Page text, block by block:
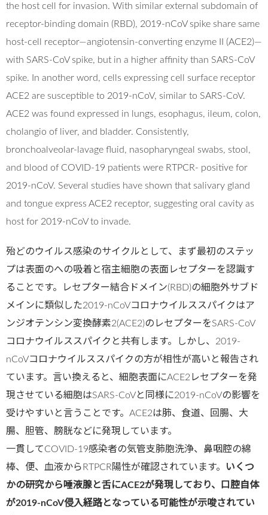
the host cell for invasion. With similar external subdomain of
receptor-binding domain (RBD), 2019-nCoV spike share same
host-cell receptor—angiotensin-converting enzyme II (ACE2)—
with SARS-CoV spike, but in a higher affinity than SARS-CoV
spike. In another word, cells expressing cell surface receptor
ACE2 are susceptible to 2019-nCoV, similar to SARS-CoV.
ACE2 was found expressed in lungs, esophagus, ileum, colon,
cholangio of liver, and bladder. Consistently,
bronchoalveolar-lavage fluid, nasopharyngeal swabs, stool,
and blood of COVID-19 patients were RTPCR- positive for
2019-nCoV. Several studies have shown that salivary gland
and tongue express ACE2 receptor, suggesting oral cavity as
host for 2019-nCoV to invade.
殆どのウイルス感染のサイクルとして、まず最初のステッ
プは表面のへの吸着と宿主細胞の表面レセプターを認識す
ることです。レセプター結合ドメイン(RBD)の細胞外サブド
メインに類似した2019-nCoVコロナウイルススパイクはア
ンジオテンシン変換酵素2(ACE2)のレセプターをSARS-CoV
コロナウイルススパイクと共有します。しかし、2019-
nCoVコロナウイルススパイクの方が相性が高いと報告され
ています。言い換えると、細胞表面にACE2レセプターを発
現させている細胞はSARS-CoVと同様に2019-nCoVの影響を
受けやすいと言うことです。ACE2は肺、食道、回腸、大
腸、胆管、膀胱などに発現しています。
一貫してCOVID-19感染者の気管支肺胞洗浄、鼻咽腔の綿
棒、便、血液からRTPCR陽性が確認されています。
いくつ
かの研究から唾液腺と舌にACE2が発現しており、口腔自体
が2019-nCoV侵入経路となっている可能性が示唆されてい